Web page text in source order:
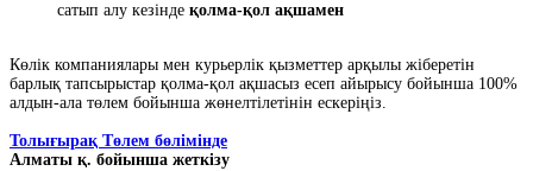
сатып алу кезінде қолма-қол ақшамен
Көлік компаниялары мен курьерлік қызметтер арқылы жіберетін
барлық тапсырыстар қолма-қол ақшасыз есеп айырысу бойынша 100%
алдын-ала төлем бойынша жөнелтілетінін ескеріңіз.
Толығырақ Төлем бөлімінде
Алматы қ. бойынша жеткізу